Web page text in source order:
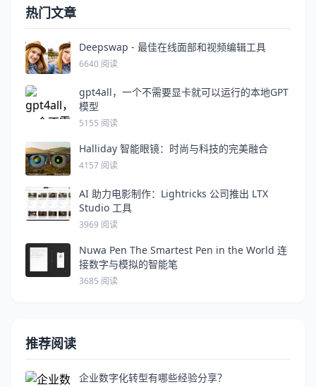
热门文章
Deepswap - 最佳在线面部和视频编辑工具
6640 阅读
gpt4all，一个不需要显卡就可以运行的本地GPT
模型
5155 阅读
Halliday 智能眼镜：时尚与科技的完美融合
4157 阅读
AI 助力电影制作：Lightricks 公司推出 LTX
Studio 工具
3969 阅读
Nuwa Pen The Smartest Pen in the World 连
接数字与模拟的智能笔
3685 阅读
推荐阅读
企业数字化转型有哪些经验分享？